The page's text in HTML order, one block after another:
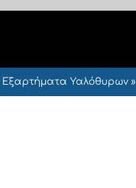
Εξαρτήματα Υαλόθυρων»